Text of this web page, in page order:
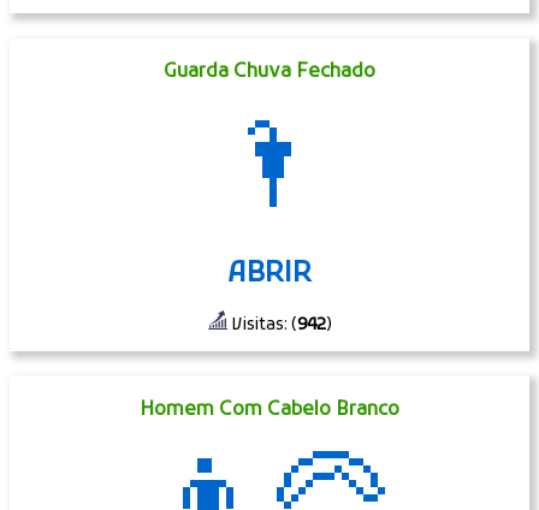
Guarda Chuva Fechado
🌂
ABRIR
Visitas: (942)
Homem Com Cabelo Branco